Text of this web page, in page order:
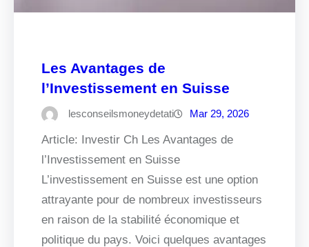
Les Avantages de
l’Investissement en Suisse
lesconseilsmoneydetati Mar 29, 2026
Article: Investir Ch Les Avantages de
l’Investissement en Suisse
L’investissement en Suisse est une option
attrayante pour de nombreux investisseurs
en raison de la stabilité économique et
politique du pays. Voici quelques avantages